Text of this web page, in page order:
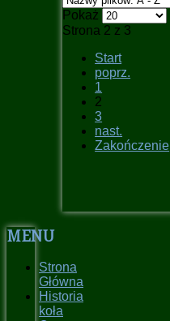
Pokaż
Strona 2 z 3
Start
poprz.
1
2
3
nast.
Zakończenie
MENU
Strona
Główna
Historia
koła